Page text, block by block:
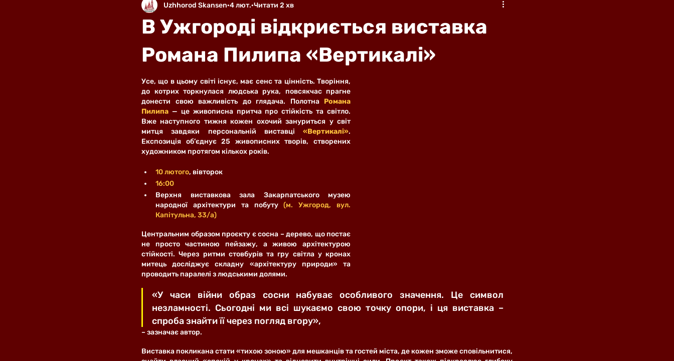
В Ужгороді відкриється виставка
Романа Пилипа «Вертикалі»
Uzhhorod Skansen 4 лют. Читати 2 хв
Усе, що в цьому світі існує, має сенс та цінність. Творіння,
до котрих торкнулася людська рука, повсякчас прагне
донести свою важливість до глядача. Полотна Романа
Пилипа — це живописна притча про стійкість та світло.
Вже наступного тижня кожен охочий зануриться у світ
митця завдяки персональній виставці «Вертикалі».
Експозиція об’єднує 25 живописних творів, створених
художником протягом кількох років.
10 лютого, вівторок
16:00
Верхня виставкова зала Закарпатського музею
народної архітектури та побуту (м. Ужгород, вул.
Капітульна, 33/а)
Центральним образом проєкту є сосна – дерево, що постає
не просто частиною пейзажу, а живою архітектурою
стійкості. Через ритми стовбурів та гру світла у кронах
митець досліджує складну «архітектуру природи» та
проводить паралелі з людськими долями.
«У часи війни образ сосни набуває особливого значення. Це символ
незламності. Сьогодні ми всі шукаємо свою точку опори, і ця виставка –
спроба знайти її через погляд вгору»,
– зазначає автор.
Виставка покликана стати «тихою зоною» для мешканців та гостей міста, де кожен зможе сповільнитися,